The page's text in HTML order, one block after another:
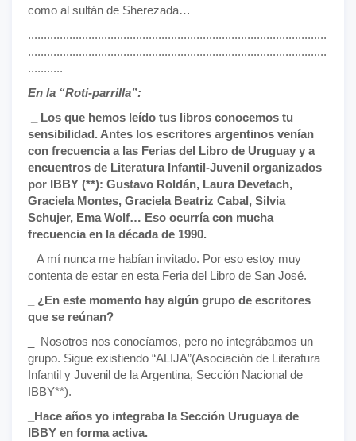
como al sultán de Sherezada…
..............................................................................................
..............................................................................................
...........
En la “Roti-parrilla”:
_ Los que hemos leído tus libros conocemos tu
sensibilidad. Antes los escritores argentinos venían
con frecuencia a las Ferias del Libro de Uruguay y a
encuentros de Literatura Infantil-Juvenil organizados
por IBBY (**): Gustavo Roldán, Laura Devetach,
Graciela Montes, Graciela Beatriz Cabal, Silvia
Schujer, Ema Wolf… Eso ocurría con mucha
frecuencia en la década de 1990.
_ A mí nunca me habían invitado. Por eso estoy muy
contenta de estar en esta Feria del Libro de San José.
_ ¿En este momento hay algún grupo de escritores
que se reúnan?
_ Nosotros nos conocíamos, pero no integrábamos un
grupo. Sigue existiendo “ALIJA”(Asociación de Literatura
Infantil y Juvenil de la Argentina, Sección Nacional de
IBBY**).
_Hace años yo integraba la Sección Uruguaya de
IBBY en forma activa.